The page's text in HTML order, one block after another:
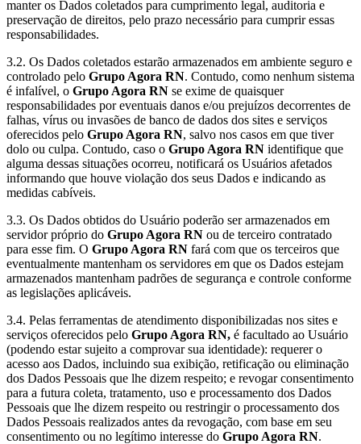
manter os Dados coletados para cumprimento legal, auditoria e
preservação de direitos, pelo prazo necessário para cumprir essas
responsabilidades.
3.2. Os Dados coletados estarão armazenados em ambiente seguro e
controlado pelo Grupo Agora RN. Contudo, como nenhum sistema
é infalível, o Grupo Agora RN se exime de quaisquer
responsabilidades por eventuais danos e/ou prejuízos decorrentes de
falhas, vírus ou invasões de banco de dados dos sites e serviços
oferecidos pelo Grupo Agora RN, salvo nos casos em que tiver
dolo ou culpa. Contudo, caso o Grupo Agora RN identifique que
alguma dessas situações ocorreu, notificará os Usuários afetados
informando que houve violação dos seus Dados e indicando as
medidas cabíveis.
3.3. Os Dados obtidos do Usuário poderão ser armazenados em
servidor próprio do Grupo Agora RN ou de terceiro contratado
para esse fim. O Grupo Agora RN fará com que os terceiros que
eventualmente mantenham os servidores em que os Dados estejam
armazenados mantenham padrões de segurança e controle conforme
as legislações aplicáveis.
3.4. Pelas ferramentas de atendimento disponibilizadas nos sites e
serviços oferecidos pelo Grupo Agora RN, é facultado ao Usuário
(podendo estar sujeito a comprovar sua identidade): requerer o
acesso aos Dados, incluindo sua exibição, retificação ou eliminação
dos Dados Pessoais que lhe dizem respeito; e revogar consentimento
para a futura coleta, tratamento, uso e processamento dos Dados
Pessoais que lhe dizem respeito ou restringir o processamento dos
Dados Pessoais realizados antes da revogação, com base em seu
consentimento ou no legítimo interesse do Grupo Agora RN.